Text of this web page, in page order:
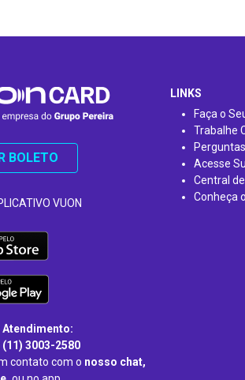
BOLETO
VUON
Atendimento:
3003-2580
contato com o nosso chat,
LINKS
Faça o
Trabalhe
Acesse
Central
Conheça